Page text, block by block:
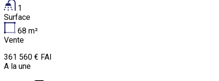
1
Surface
68 m²
Vente
361 560 € FAI
A la une